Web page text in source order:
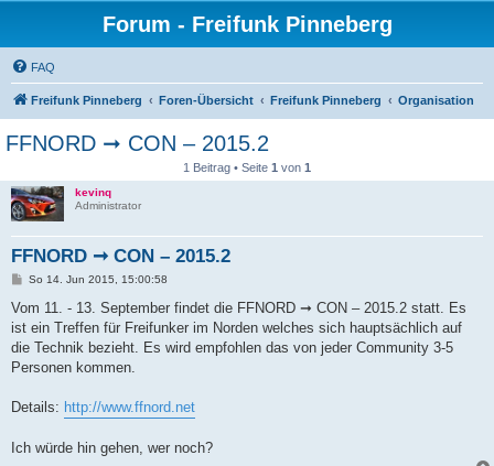
Forum - Freifunk Pinneberg
FAQ
Freifunk Pinneberg Foren-Übersicht Freifunk Pinneberg Organisation
FFNORD ➞ CON – 2015.2
1 Beitrag • Seite 1 von 1
kevinq
Administrator
FFNORD ➞ CON – 2015.2
B
i
r
a
So 14. Jun 2015, 15:00:58
Vom 11. - 13. September findet die FFNORD ➞ CON – 2015.2 statt. Es
ist ein Treffen für Freifunker im Norden welches sich hauptsächlich auf
die Technik bezieht. Es wird empfohlen das von jeder Community 3-5
Personen kommen.
Details: http://www.ffnord.net
Ich würde hin gehen, wer noch?